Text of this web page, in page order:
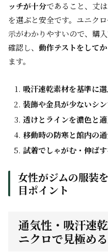
ッチが十分であること、丈
を選ぶと安全です。ユニク
示がわかりやすいので、購
確認し、 動作テストをして
ます。
吸汗速乾素材を基準に
装飾や金具が少ないシ
透けとラインを濃色と
移動時の防寒と館内の
試着でしゃがむ・伸ば
女性がジムの服装
目ポイント
通気性・吸汗速
ニクロで見極める